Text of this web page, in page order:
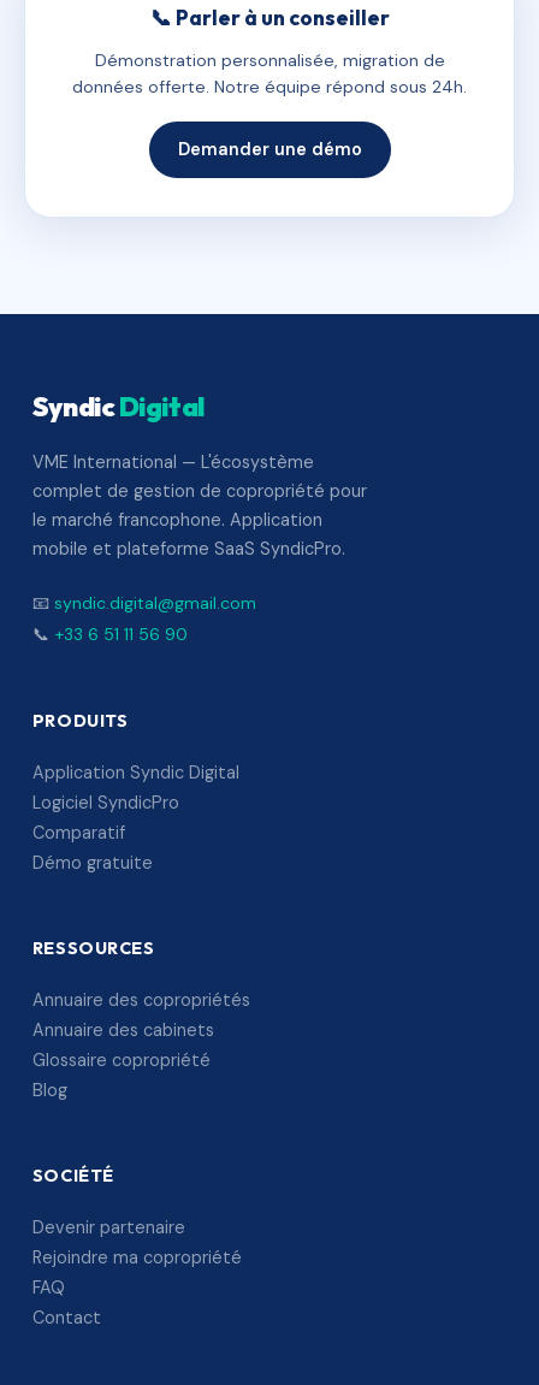
📞 Parler à un conseiller
Démonstration personnalisée, migration de
données offerte. Notre équipe répond sous 24h.
Demander une démo
SyndicDigital
VME International — L'écosystème
complet de gestion de copropriété pour
le marché francophone. Application
mobile et plateforme SaaS SyndicPro.
📧 syndic.digital@gmail.com
📞 +33 6 51 11 56 90
PRODUITS
Application Syndic Digital
Logiciel SyndicPro
Comparatif
Démo gratuite
RESSOURCES
Annuaire des copropriétés
Annuaire des cabinets
Glossaire copropriété
Blog
SOCIÉTÉ
Devenir partenaire
Rejoindre ma copropriété
FAQ
Contact